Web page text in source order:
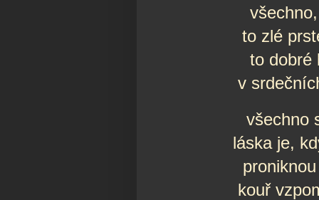
to zlé
to dobré
v
všechno
láska je,
kouř